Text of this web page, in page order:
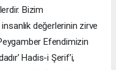
Bizim
değerlerinin zirve
Efendimizin
Hadis-i Şerif’i,